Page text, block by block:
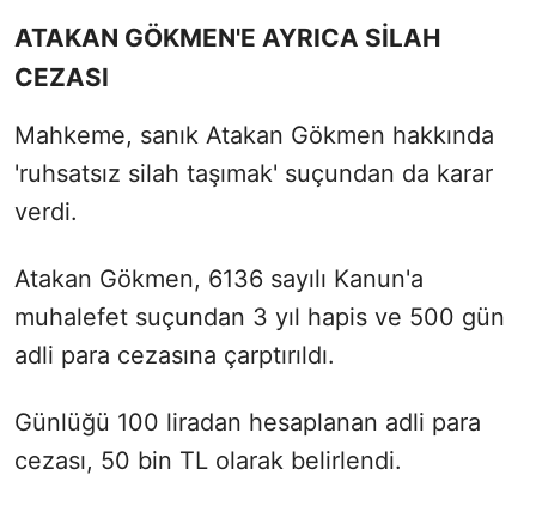
ATAKAN GÖKMEN'E AYRICA SİLAH
CEZASI
Mahkeme, sanık Atakan Gökmen hakkında
'ruhsatsız silah taşımak' suçundan da karar
verdi.
Atakan Gökmen, 6136 sayılı Kanun'a
muhalefet suçundan 3 yıl hapis ve 500 gün
adli para cezasına çarptırıldı.
Günlüğü 100 liradan hesaplanan adli para
cezası, 50 bin TL olarak belirlendi.